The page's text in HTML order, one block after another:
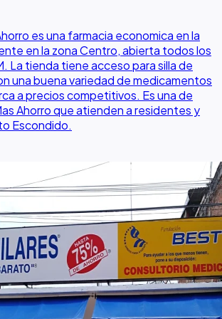
es una farmacia economica en la
en la zona Centro, abierta todos los
La tienda tiene acceso para silla de
una buena variedad de medicamentos
a precios competitivos. Es una de
Ahorro que atienden a residentes y
Escondido.